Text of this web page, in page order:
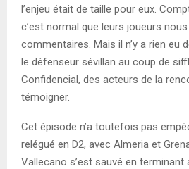
l’enjeu était de taille pour eux.
c’est normal que leurs joueurs
commentaires. Mais il n’y a rien eu
le défenseur sévillan au coup de
Confidencial, des acteurs de la
témoigner.
Cet épisode n’a toutefois pas
relégué en D2, avec Almeria et
Vallecano s’est sauvé en terminant